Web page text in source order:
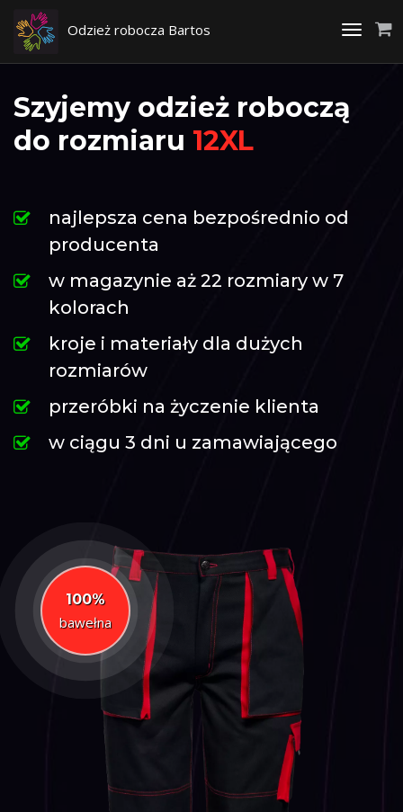
Toggle
Odzież robocza Bartos
Szyjemy odzież roboczą
do rozmiaru 12XL
najlepsza cena bezpośrednio od
producenta
w magazynie aż 22 rozmiary w 7
kolorach
kroje i materiały dla dużych
rozmiarów
przeróbki na życzenie klienta
w ciągu 3 dni u zamawiającego
100%
bawełna